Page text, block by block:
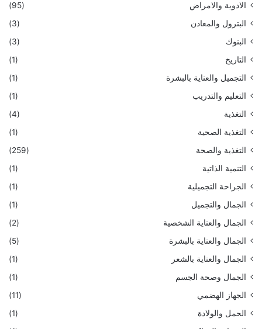
الادوية والامراض
(95)
البترول والمعادن
(3)
البنوك
(3)
التاريخ
(1)
التجميل والعناية بالبشرة
(1)
التعليم والتدريب
(1)
التغذية
(4)
التغذية الصحية
(1)
التغذية والصحة
(259)
التنمية الذاتية
(1)
الجراحة التجميلية
(1)
الجمال والتجميل
(1)
الجمال والعناية الشخصية
(2)
الجمال والعناية بالبشرة
(5)
الجمال والعناية بالشعر
(1)
الجمال وصحة الجسم
(1)
الجهاز الهضمي
(11)
الحمل والولادة
(1)